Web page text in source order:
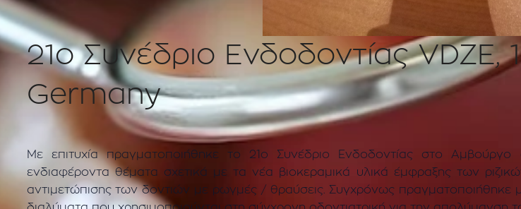
21ο Συνέδριο Ενδοδοντίας VDZE,
Germany
Με επιτυχία πραγματοποιήθηκε το 21ο Συνέδριο Ενδοδοντίας στο
ενδιαφέροντα θέματα σχετικά με τα νέα βιοκεραμικά υλικά έμφραξης των
αντιμετώπισης των δοντιών με ρωγμές / θραύσεις. Συγχρόνως